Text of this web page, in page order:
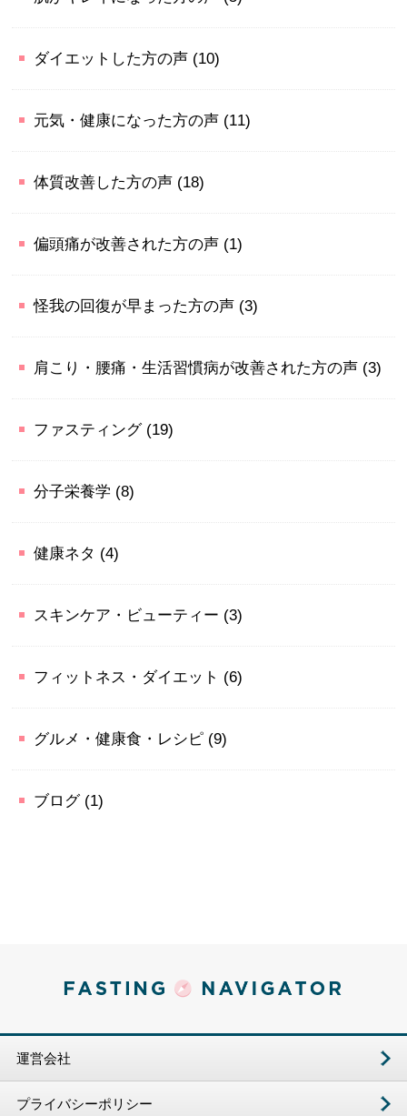
ダイエットした方の声 (10)
元気・健康になった方の声 (11)
体質改善した方の声 (18)
偏頭痛が改善された方の声 (1)
怪我の回復が早まった方の声 (3)
肩こり・腰痛・生活習慣病が改善された方の声 (3)
ファスティング(19)
分子栄養学 (8)
健康ネタ (4)
スキンケア・ビューティー (3)
フィットネス・ダイエット (6)
グルメ・健康食・レシピ (9)
ブログ(1)
運営会社
プライバシーポリシー